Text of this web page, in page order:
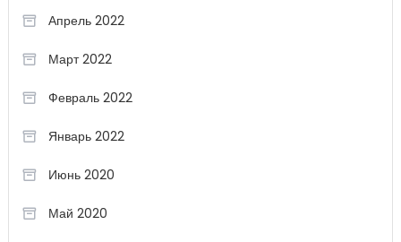
Апрель 2022
Март 2022
Февраль 2022
Январь 2022
Июнь 2020
Май 2020